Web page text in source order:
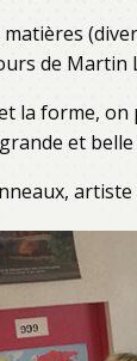
de
la forme,
et
artiste